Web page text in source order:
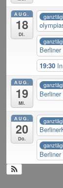
AUG.
18
Di.
19:30
AUG.
19
Mi.
AUG.
20
Do.